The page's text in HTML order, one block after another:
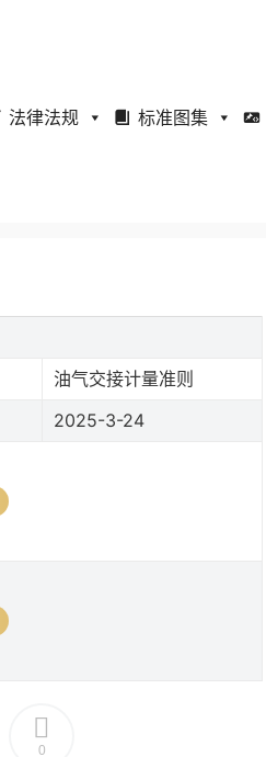
法律法规 标准图集
油气交接计量准则
2025-3-24
0